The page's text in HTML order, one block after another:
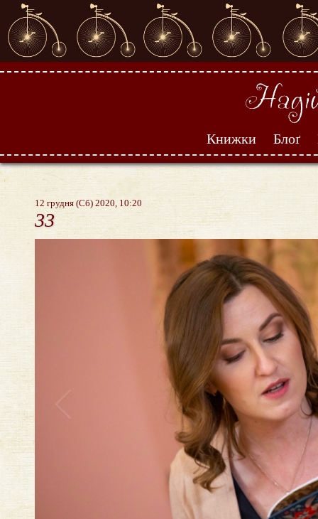
Книжки Блоґ
12 грудня (Сб) 2020, 10:20
33